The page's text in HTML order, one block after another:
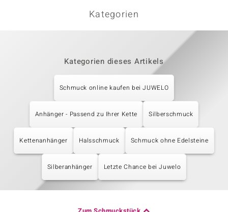
Kategorien
Kategorien dieses Artikels
Schmuck online kaufen bei JUWELO
Anhänger - Passend zu Ihrer Kette Silberschmuck
Kettenanhänger Halsschmuck Schmuck ohne Edelsteine
Silberanhänger Letzte Chance bei Juwelo